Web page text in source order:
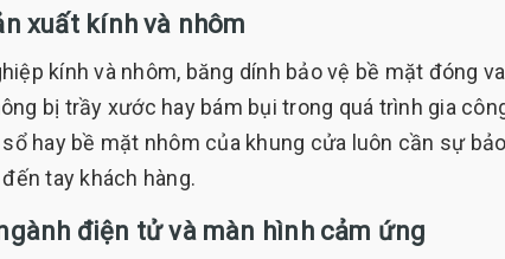
xuất kính và nhôm
kính và nhôm, băng dính bảo vệ bề mặt đóng
bị trầy xước hay bám bụi trong quá trình gia
hay bề mặt nhôm của khung cửa luôn cần sự
tay khách hàng.
điện tử và màn hình cảm ứng